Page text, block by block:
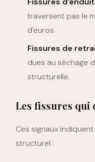
traversent pas le
d'euros.
Fissures de
dues au séchage
structurelle.
Les fissures qui
Ces signaux
structurel :